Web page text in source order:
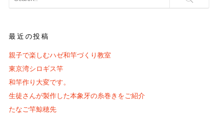
最近の投稿
親子で楽しむハゼ和竿づくり教室
東京湾シロギス竿
和竿作り大変です。
生徒さんが製作した本象牙の糸巻きをご紹介
たなご竿鯨穂先